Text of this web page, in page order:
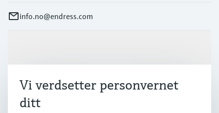
info.no@endress.com
Industrier
Vi verdsetter personvernet
ditt